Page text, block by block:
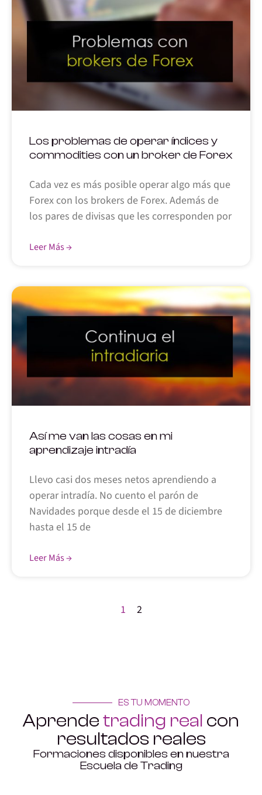
Los problemas de operar índices y
commodities con un broker de Forex
Cada vez es más posible operar algo más que
Forex con los brokers de Forex. Además de
los pares de divisas que les corresponden por
Leer Más →
Así me van las cosas en mi
aprendizaje intradía
Llevo casi dos meses netos aprendiendo a
operar intradía. No cuento el parón de
Navidades porque desde el 15 de diciembre
hasta el 15 de
Leer Más →
1 2
ES TU MOMENTO
Aprendetrading real con
resultados reales
Formaciones disponibles en nuestra
Escuela de Trading